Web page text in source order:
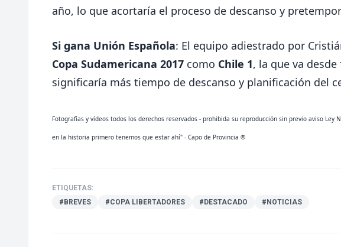
año, lo que acortaría el proceso de descanso y
Si gana Unión Española: El equipo adiestrado por
Copa Sudamericana 2017 como Chile 1, la que va
significaría más tiempo de descanso y planificación del
Fotografías y vídeos todos los derechos reservados - prohibida su reproducción sin previo aviso Ley
en la historia primero tenemos que estar ahí" - Capo de Provincia ®
ETIQUETAS:
#BREVES
#COPA LIBERTADORES #DESTACADO #NOTICIAS